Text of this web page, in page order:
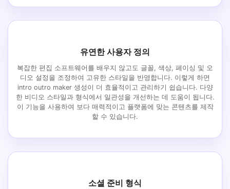
유연한 사용자 정의
복잡한 편집 소프트웨어를 배우지 않고도 글꼴, 색상, 페이싱 및 오
디오 설정을 조정하여 고유한 스타일을 반영합니다. 이렇게 하면
intro outro maker 생성이 더 효율적이고 관리하기 쉽습니다. 다양
한 비디오 스타일과 형식에서 일관성을 개선하는 데 도움이 됩니다.
이 기능을 사용하여 보다 매력적이고 플랫폼에 맞는 콘텐츠를 제작
할 수 있습니다.
소셜 준비 형식